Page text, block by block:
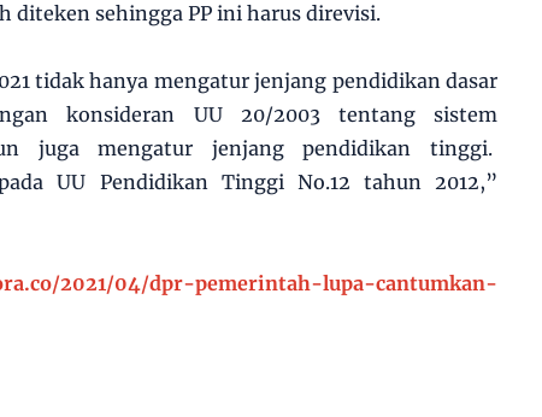
diteken sehingga PP ini harus direvisi.
tidak hanya mengatur jenjang pendidikan dasar
konsideran UU 20/2003 tentang sistem
juga mengatur jenjang pendidikan tinggi.
UU Pendidikan Tinggi No.12 tahun 2012,”
2021/04/dpr-pemerintah-lupa-cantumkan-